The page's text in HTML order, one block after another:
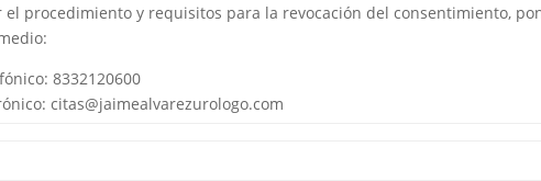
el procedimiento y requisitos para la revocación del consentimiento,
8332120600
citas@jaimealvarezurologo.com